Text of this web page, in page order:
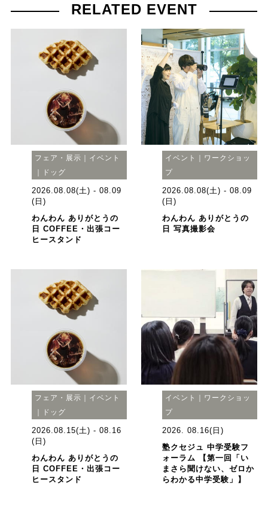
RELATED EVENT
フェア・展示｜イベント
｜ドッグ
2026.08.08(土) - 08.09
(日)
わんわん ありがとうの
日 COFFEE・出張コー
ヒースタンド
イベント｜ワークショッ
プ
2026.08.08(土) - 08.09
(日)
わんわん ありがとうの
日 写真撮影会
フェア・展示｜イベント
｜ドッグ
2026.08.15(土) - 08.16
(日)
わんわん ありがとうの
日 COFFEE・出張コー
ヒースタンド
イベント｜ワークショッ
プ
2026. 08.16(日)
塾クセジュ 中学受験フ
ォーラム 【第一回「い
まさら聞けない、ゼロか
らわかる中学受験」】